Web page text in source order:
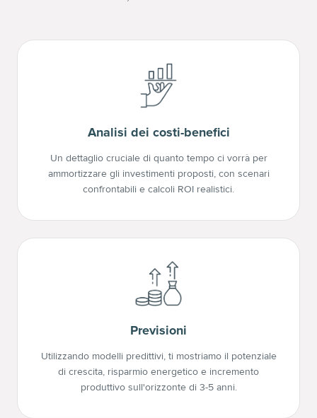
Analisi dei costi-benefici
Un dettaglio cruciale di quanto tempo ci vorrà per
ammortizzare gli investimenti proposti, con scenari
confrontabili e calcoli ROI realistici.
Previsioni
Utilizzando modelli predittivi, ti mostriamo il potenziale
di crescita, risparmio energetico e incremento
produttivo sull'orizzonte di 3-5 anni.